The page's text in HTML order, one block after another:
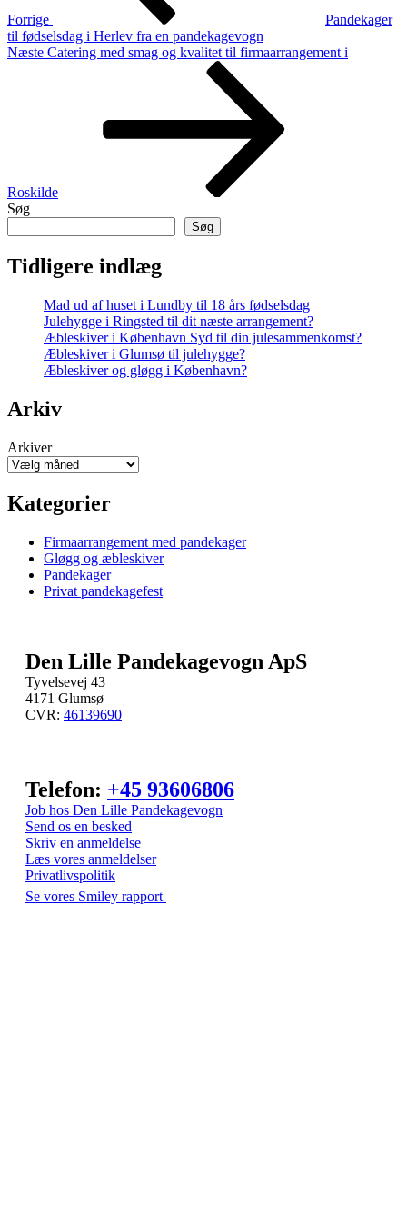
Forrige
Pandekager
til fødselsdag i Herlev fra en pandekagevogn
Næste
Næste Catering med smag og kvalitet til firmaarrangement i
Roskilde
Søg
Søg
Tidligere indlæg
Mad ud af huset i Lundby til 18 års fødselsdag
Julehygge i Ringsted til dit næste arrangement?
Æbleskiver i København Syd til din julesammenkomst?
Æbleskiver i Glumsø til julehygge?
Æbleskiver og gløgg i København?
Arkiv
Arkiver
Kategorier
Firmaarrangement med pandekager
Gløgg og æbleskiver
Pandekager
Privat pandekagefest
Den Lille Pandekagevogn ApS
Tyvelsevej 43
4171 Glumsø
CVR: 46139690
Telefon: +45 93606806
Job hos Den Lille Pandekagevogn
Send os en besked
Skriv en anmeldelse
Læs vores anmeldelser
Privatlivspolitik
Se vores Smiley rapport